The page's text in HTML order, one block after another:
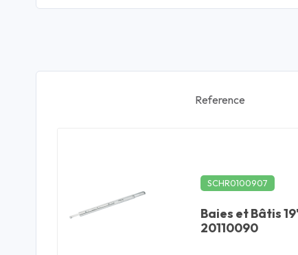
Reference
SCHR0100907
Baies et Bâtis
20110090